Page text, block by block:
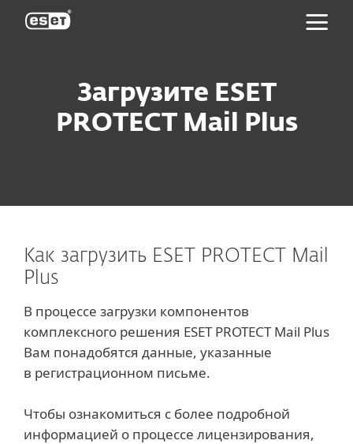
Загрузите ESET
PROTECT Mail Plus
Как загрузить ESET PROTECT Mail
Plus
В процессе загрузки компонентов
комплексного решения ESET PROTECT Mail Plus
Вам понадобятся данные, указанные
в регистрационном письме.
Чтобы ознакомиться с более подробной
информацией о процессе лицензирования,
ESET